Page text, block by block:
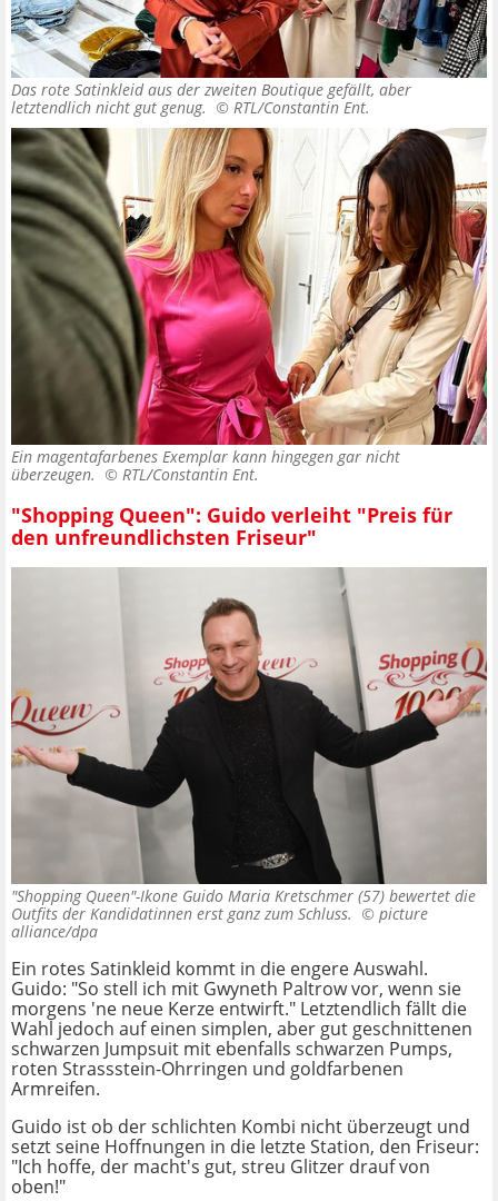
Das rote Satinkleid aus der zweiten Boutique gefällt, aber
letztendlich nicht gut genug. © RTL/Constantin Ent.
Ein magentafarbenes Exemplar kann hingegen gar nicht
überzeugen. © RTL/Constantin Ent.
"Shopping Queen": Guido verleiht "Preis für
den unfreundlichsten Friseur"
"Shopping Queen"-Ikone Guido Maria Kretschmer (57) bewertet die
Outfits der Kandidatinnen erst ganz zum Schluss. © picture
alliance/dpa
Ein rotes Satinkleid kommt in die engere Auswahl.
Guido: "So stell ich mit Gwyneth Paltrow vor, wenn sie
morgens 'ne neue Kerze entwirft." Letztendlich fällt die
Wahl jedoch auf einen simplen, aber gut geschnittenen
schwarzen Jumpsuit mit ebenfalls schwarzen Pumps,
roten Strassstein-Ohrringen und goldfarbenen
Armreifen.
Guido ist ob der schlichten Kombi nicht überzeugt und
setzt seine Hoffnungen in die letzte Station, den Friseur:
"Ich hoffe, der macht's gut, streu Glitzer drauf von
oben!"